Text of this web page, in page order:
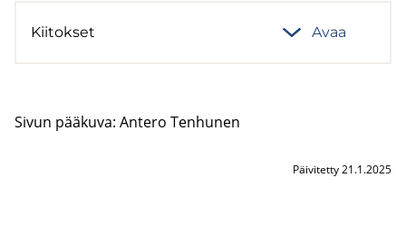
Kii­tok­set Avaa
Sivun pää­ku­va: An­te­ro Ten­hu­nen
Päivitetty 21.1.2025